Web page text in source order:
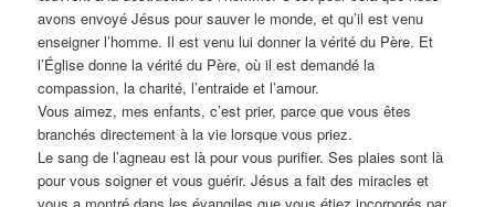
avons envoyé Jésus pour sauver le monde, et qu’il est venu
enseigner l’homme. Il est venu lui donner la vérité du Père. Et
l’Église donne la vérité du Père, où il est demandé la
compassion, la charité, l’entraide et l’amour.
Vous aimez, mes enfants, c’est prier, parce que vous êtes
branchés directement à la vie lorsque vous priez.
Le sang de l’agneau est là pour vous purifier. Ses plaies sont là
pour vous soigner et vous guérir. Jésus a fait des miracles et
vous a montré dans les évangiles que vous étiez incorporés par